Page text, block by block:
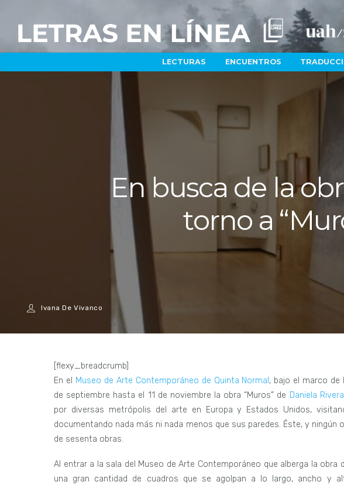
LECTURAS ENCUENTROS
En busca de la
torno a
Ivana De Vivanco
[flexy_breadcrumb]
En el Museo de Arte Contemporáneo de Quinta Normal , bajo el marco de
de septiembre hasta el 11 de noviembre la obra “Muros” de Daniela Rivera
por diversas metrópolis del arte en Europa y Estados Unidos,
documentando nada más ni nada menos que sus paredes. Éste, y
de sesenta obras.
Al entrar a la sala del Museo de Arte Contemporáneo que alberga la obra
una gran cantidad de cuadros que se agolpan a lo largo, ancho y